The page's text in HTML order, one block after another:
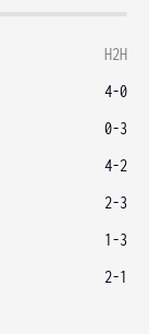
H2H
4-0
0-3
4-2
2-3
1-3
2-1